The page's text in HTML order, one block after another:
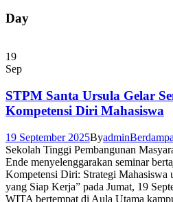
Day
19
Sep
STPM Santa Ursula Gelar
Kompetensi Diri Mahasiswa
19 September 2025Byadmin
Sekolah Tinggi Pembangunan
Ende menyelenggarakan seminar
Kompetensi Diri: Strategi Mahasiswa
yang Siap Kerja” pada Jumat, 19
WITA bertempat di Aula Utama